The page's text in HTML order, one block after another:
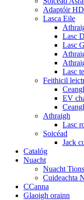
Adaptóir
Lasca Eile
Lasc
Lasc
Lasc
Feithicil
EV
Athraigh
Lasc
Soicéad
Jack
Catalóg
Nuacht
Nuacht
Cuideachta
CCanna
Glaoigh orainn